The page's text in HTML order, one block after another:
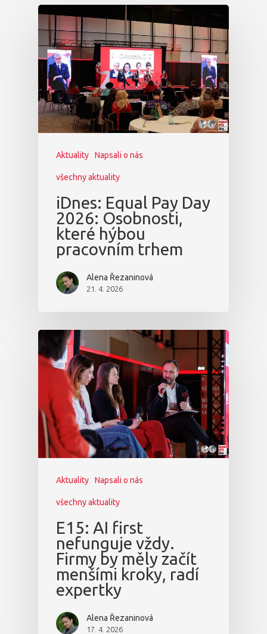
Aktuality Napsali o nás
všechny aktuality
iDnes: Equal Pay Day
2026: Osobnosti,
které hýbou
pracovním trhem
Alena Řezaninová
21. 4. 2026
Aktuality Napsali o nás
všechny aktuality
E15: AI first
nefunguje vždy.
Firmy by měly začít
menšími kroky, radí
expertky
Alena Řezaninová
17. 4. 2026
Dopad
Aktuality
Partneři
Vstupenky